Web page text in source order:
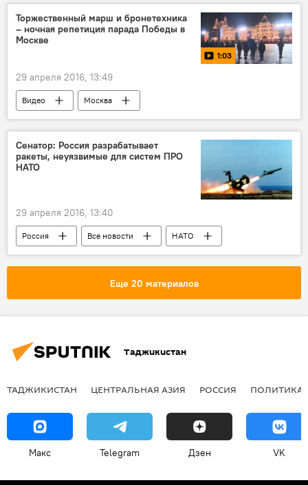
Торжественный марш и бронетехника
– ночная репетиция парада Победы в
Москве
1:03
29 апреля 2016, 13:49
Видео
Москва
9 мая - День Победы в Великой Отечественной войне
Сенатор: Россия разрабатывает
ракеты, неуязвимые для систем ПРО
НАТО
29 апреля 2016, 13:40
Россия Все новости
НАТО
ракета
Еще 20 материалов
Таджикистан
ТАДЖИКИСТАН ЦЕНТРАЛЬНАЯ АЗИЯ РОССИЯ ПОЛИТИКА
Макс Telegram Дзен VK